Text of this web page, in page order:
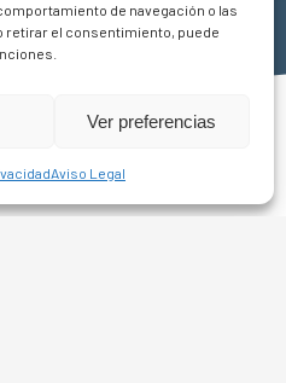
de navegación o las
retirar el consentimiento, puede
Ver preferencias
Aviso Legal